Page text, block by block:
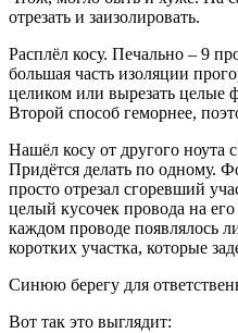
отрезать и заизолировать.
Расплёл косу. Печально – 9
большая часть изоляции
целиком или вырезать целые
Второй способ геморнее,
Нашёл косу от другого ноута
Придётся делать по одному.
просто отрезал сгоревший
целый кусочек провода на
каждом проводе появлялось
коротких участка, которые
Синюю берегу для
Вот так это выглядит: